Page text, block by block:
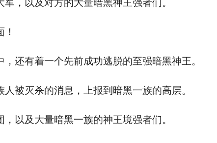
以及对方的大量暗黑神王强者们。
有着一个先前成功逃脱的至强暗黑神王。
灭杀的消息，上报到暗黑一族的高层。
及大量暗黑一族的神王境强者们。